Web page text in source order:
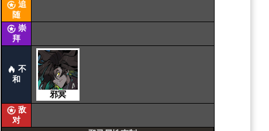
追
随
崇
拜
不
和
邪冥
敌
对